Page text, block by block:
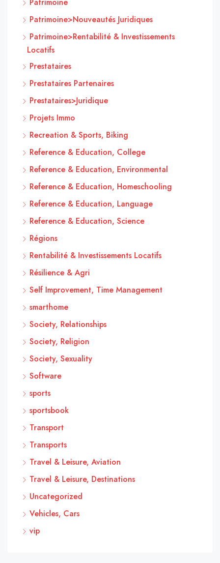
Patrimoine
Patrimoine>Nouveautés Juridiques
Patrimoine>Rentabilité & Investissements
Locatifs
Prestataires
Prestataires Partenaires
Prestataires>Juridique
Projets Immo
Recreation & Sports, Biking
Reference & Education, College
Reference & Education, Environmental
Reference & Education, Homeschooling
Reference & Education, Language
Reference & Education, Science
Régions
Rentabilité & Investissements Locatifs
Résilience & Agri
Self Improvement, Time Management
smarthome
Society, Relationships
Society, Religion
Society, Sexuality
Software
sports
sportsbook
Transport
Transports
Travel & Leisure, Aviation
Travel & Leisure, Destinations
Uncategorized
Vehicles, Cars
vip